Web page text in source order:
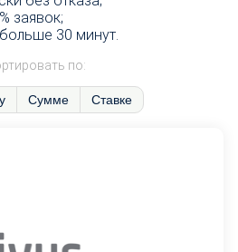
заявок;
30 минут.
по:
Сумме Ставке